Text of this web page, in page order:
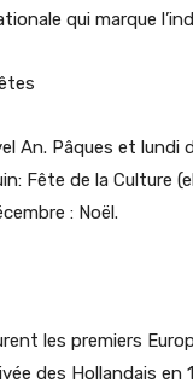
qui marque
An. Pâques et
Fête de la Culture
: Noël.
les premiers
des Hollandais